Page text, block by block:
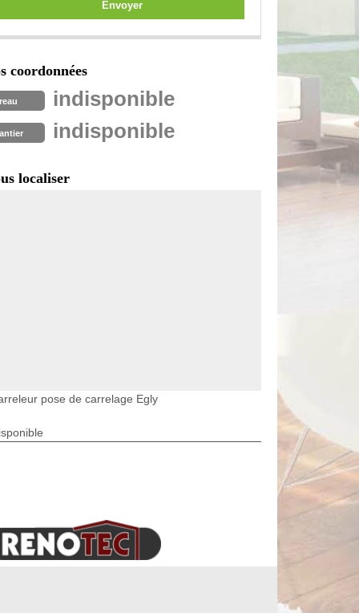
coordonnées
indisponible
indisponible
localiser
pose de carrelage Egly